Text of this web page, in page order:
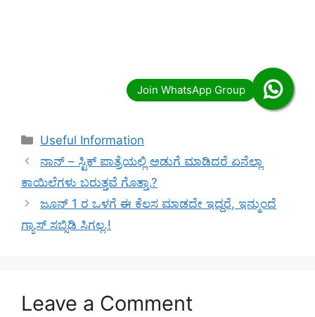
Categories
Useful Information
ನಾನ್ – ಸ್ಟಿಕ್ ಪಾತ್ರೆಯಲ್ಲಿ ಅಡುಗೆ ಮಾಡಿದರೆ ಏನೆಲ್ಲಾ
ಕಾಯಿಲೆಗಳು ಬರುತ್ತವೆ ಗೊತ್ತಾ.?
ಜೂನ್ 1 ರ ಒಳಗೆ ಈ ಕೆಲಸ ಮಾಡದೇ ಇದ್ದರೆ, ಇನ್ಮುಂದೆ
ಗ್ಯಾಸ್​ ಸಬ್ಸಿಡಿ​ ಸಿಗಲ್ಲ.!
Leave a Comment